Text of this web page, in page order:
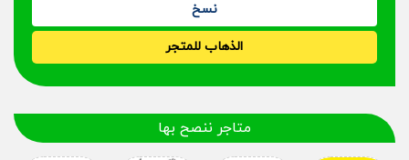
نسخ
الذهاب للمتجر
متاجر ننصح بها